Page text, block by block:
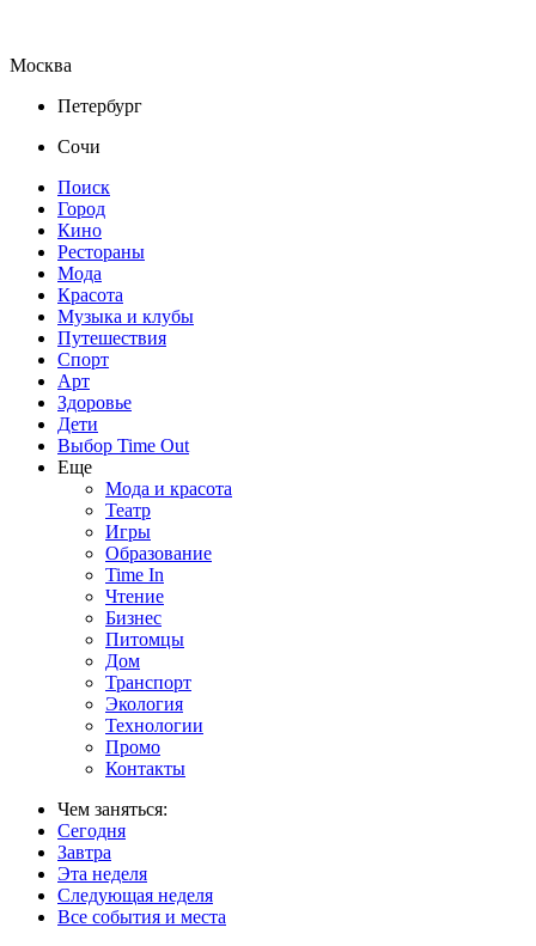
Москва
Петербург
Сочи
Поиск
Город
Кино
Рестораны
Мода
Красота
Музыка и клубы
Путешествия
Спорт
Арт
Здоровье
Дети
Выбор Time Out
Еще
Мода и красота
Театр
Игры
Образование
Time In
Чтение
Бизнес
Питомцы
Дом
Транспорт
Экология
Технологии
Промо
Контакты
Чем заняться:
Сегодня
Завтра
Эта неделя
Следующая неделя
Все события и места